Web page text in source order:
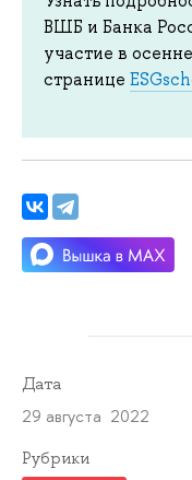
ВШБ и Банка
участие в
странице
Дата
29 августа 2022
Рубрики